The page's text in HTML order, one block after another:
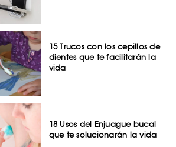
15 Trucos con los cepillos de
dientes que te facilitarán la
vida
18 Usos del Enjuague bucal
que te solucionarán la vida